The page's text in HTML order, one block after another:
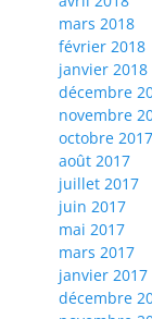
mars 2018
février 2018
janvier 2018
décembre
novembre
octobre 2017
août 2017
juillet 2017
juin 2017
mai 2017
mars 2017
janvier 2017
décembre